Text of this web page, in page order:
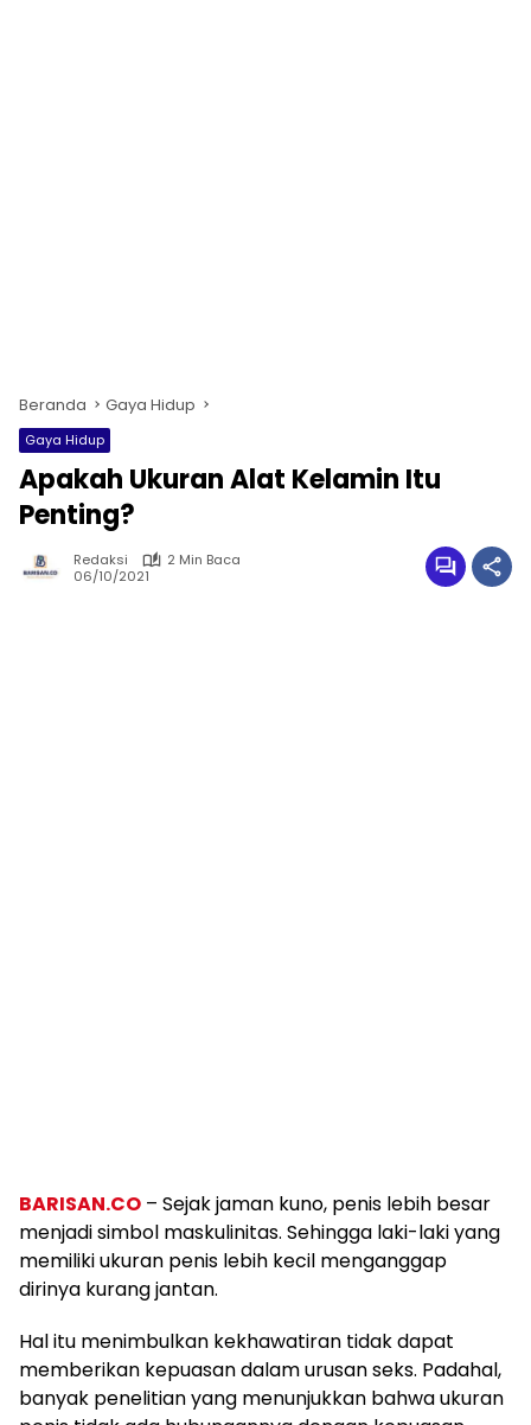
Beranda Gaya Hidup
Gaya Hidup
Apakah Ukuran Alat Kelamin Itu
Penting?
Redaksi
2 Min Baca
06/10/2021
BARISAN.CO – Sejak jaman kuno, penis lebih besar
menjadi simbol maskulinitas. Sehingga laki-laki yang
memiliki ukuran penis lebih kecil menganggap
dirinya kurang jantan.
Hal itu menimbulkan kekhawatiran tidak dapat
memberikan kepuasan dalam urusan seks. Padahal,
banyak penelitian yang menunjukkan bahwa ukuran